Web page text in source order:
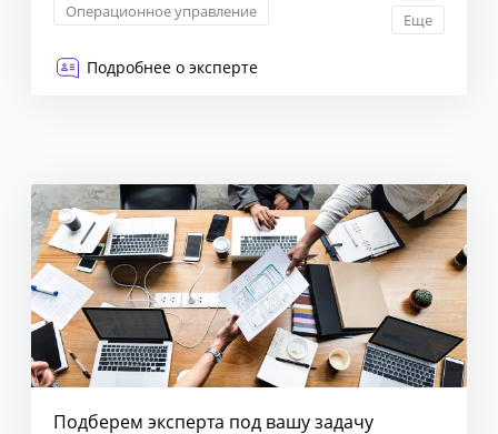
Операционное управление
Еще
Подробнее о эксперте
Подберем эксперта под вашу задачу